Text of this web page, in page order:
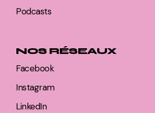
Podcasts
NOS RÉSEAUX
Facebook
Instagram
LinkedIn